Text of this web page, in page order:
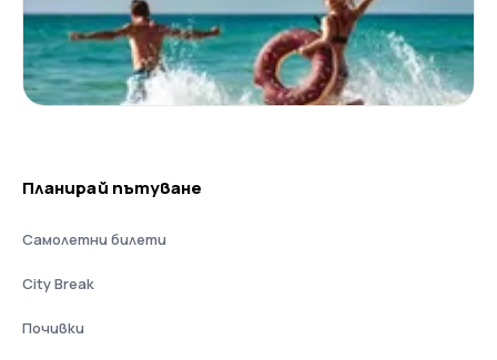
Планирай пътуване
Самолетни билети
City Break
Почивки